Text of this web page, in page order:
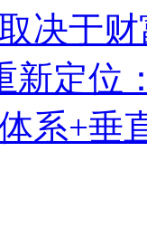
决于
新定位
系+垂